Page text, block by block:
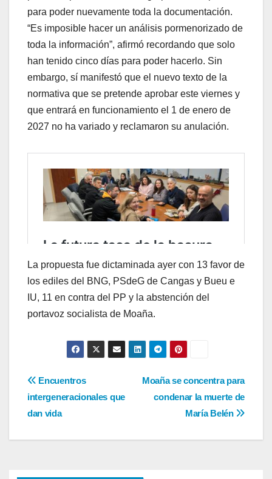
para poder nuevamente toda la documentación.
“Es imposible hacer un análisis pormenorizado de
toda la información”, afirmó recordando que solo
han tenido cinco días para poder hacerlo. Sin
embargo, sí manifestó que el nuevo texto de la
normativa que se pretende aprobar este viernes y
que entrará en funcionamiento el 1 de enero de
2027 no ha variado y reclamaron su anulación.
La propuesta fue dictaminada ayer con 13 favor de
los ediles del BNG, PSdeG de Cangas y Bueu e
IU, 11 en contra del PP y la abstención del
portavoz socialista de Moaña.
Navegación
de
entradas
Moaña se concentra para
condenar la muerte de
María Belén
Encuentros
intergeneracionales que
dan vida